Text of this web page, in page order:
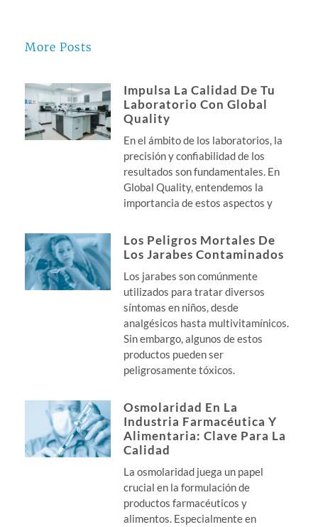
More Posts
Impulsa La Calidad De Tu
Laboratorio Con Global
Quality
En el ámbito de los laboratorios, la
precisión y confiabilidad de los
resultados son fundamentales. En
Global Quality, entendemos la
importancia de estos aspectos y
Los Peligros Mortales De
Los Jarabes Contaminados
Los jarabes son comúnmente
utilizados para tratar diversos
síntomas en niños, desde
analgésicos hasta multivitamínicos.
Sin embargo, algunos de estos
productos pueden ser
peligrosamente tóxicos.
Osmolaridad En La
Industria Farmacéutica Y
Alimentaria: Clave Para La
Calidad
La osmolaridad juega un papel
crucial en la formulación de
productos farmacéuticos y
alimentos. Especialmente en